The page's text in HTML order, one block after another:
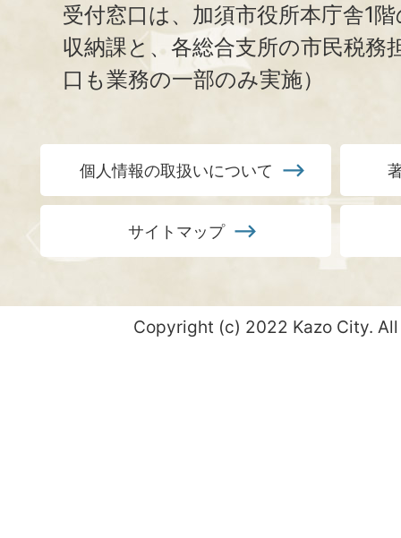
受付窓口は、加須市役所本庁舎1
収納課と、 各総合支所の市民税務
口も業務の一部のみ実施）
個人情報の取扱いについて
サイトマップ
Copyright (c) 2022 Kazo City.